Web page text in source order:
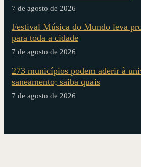
7 de agosto de 2026
Festival Música do Mundo leva
para toda a cidade
7 de agosto de 2026
273 municípios podem aderir à
saneamento; saiba quais
7 de agosto de 2026